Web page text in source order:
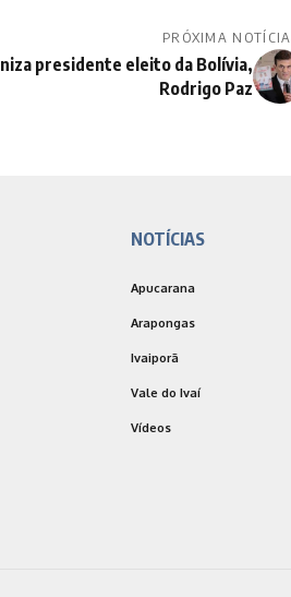
PRÓXIMA NOTÍCIA
presidente eleito da Bolívia,
Rodrigo Paz
NOTÍCIAS
Apucarana
Arapongas
Ivaiporã
Vale do Ivaí
Vídeos